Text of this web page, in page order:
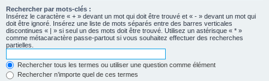
Rechercher par mots-clés :
Insérez le caractère « + » devant un mot qui doit être trouvé et « - » devant un mot qui
doit être ignoré. Insérez une liste de mots séparés entre des barres verticales
discontinues « | » si seul un des mots doit être trouvé. Utilisez un astérisque « * »
comme métacaractère passe-partout si vous souhaitez effectuer des recherches
partielles.
Rechercher tous les termes ou utiliser une question comme élément
Rechercher n’importe quel de ces termes